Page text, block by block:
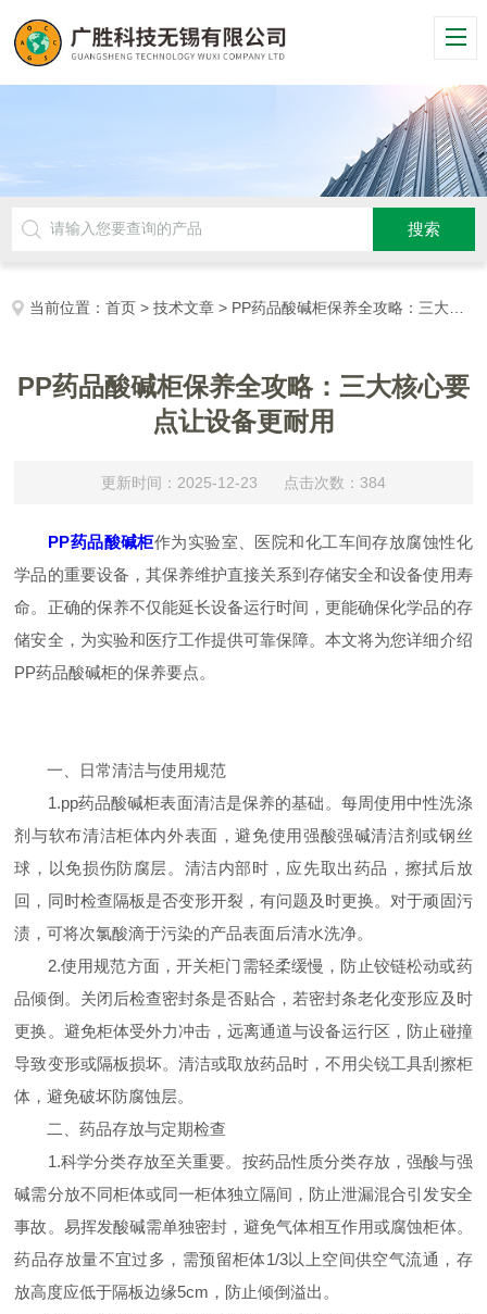
当前位置：首页 >技术文章 > PP药品酸碱柜保养全攻略：三大核心要点让设备更耐用
PP药品酸碱柜保养全攻略：三大核心要
点让设备更耐用
更新时间：2025-12-23 点击次数：384
PP药品酸碱柜作为实验室、医院和化工车间存放腐蚀性化
学品的重要设备，其保养维护直接关系到存储安全和设备使用寿
命。正确的保养不仅能延长设备运行时间，更能确保化学品的存
储安全，为实验和医疗工作提供可靠保障。本文将为您详细介绍
PP药品酸碱柜的保养要点。
一、日常清洁与使用规范
1.pp药品酸碱柜表面清洁是保养的基础。每周使用中性洗涤
剂与软布清洁柜体内外表面，避免使用强酸强碱清洁剂或钢丝
球，以免损伤防腐层。清洁内部时，应先取出药品，擦拭后放
回，同时检查隔板是否变形开裂，有问题及时更换。对于顽固污
渍，可将次氯酸滴于污染的产品表面后清水洗净。
2.使用规范方面，开关柜门需轻柔缓慢，防止铰链松动或药
品倾倒。关闭后检查密封条是否贴合，若密封条老化变形应及时
更换。避免柜体受外力冲击，远离通道与设备运行区，防止碰撞
导致变形或隔板损坏。清洁或取放药品时，不用尖锐工具刮擦柜
体，避免破坏防腐蚀层。
二、药品存放与定期检查
1.科学分类存放至关重要。按药品性质分类存放，强酸与强
碱需分放不同柜体或同一柜体独立隔间，防止泄漏混合引发安全
事故。易挥发酸碱需单独密封，避免气体相互作用或腐蚀柜体。
药品存放量不宜过多，需预留柜体1/3以上空间供空气流通，存
放高度应低于隔板边缘5cm，防止倾倒溢出。